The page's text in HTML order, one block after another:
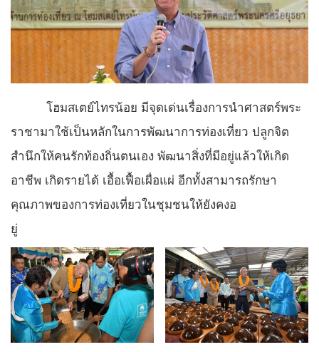
โฮมสเตย์ไทรน้อย มีจุดเด่นเรื่องการนำศาสตร์พระ
ราชามาใช้เป็นหลักในการพัฒนาการท่องเที่ยว ปลูกจิต
สำนึกให้คนรักท้องถิ่นตนเอง พัฒนาสิ่งที่มีอยู่แล้วให้เกิด
อาชีพ เกิดรายได้ เอื้อเฟื้อเผื่อแผ่ อีกทั้งสามารถรักษา
คุณภาพของการท่องเที่ยวในชุมชนให้ยังคงอ
ยู่